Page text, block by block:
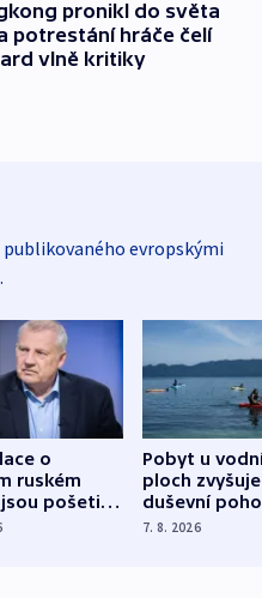
pronikl do světa
potrestání hráče čelí
vlně kritiky
publikovaného evropskými
o
ruském
pošetilé,
Pobyt u
ploch zvyšuje
duševní
ukázala
7. 8. 2026